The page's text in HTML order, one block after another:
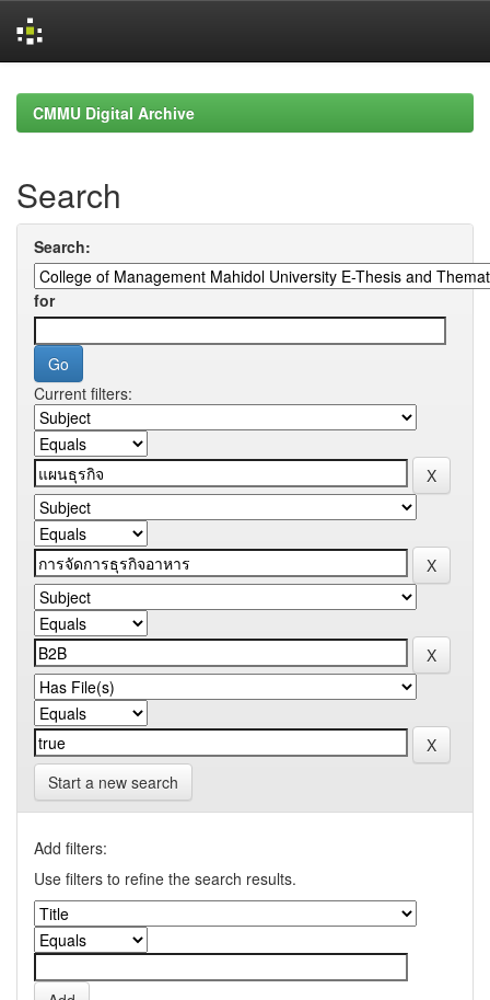
navigationCMMU Digital Archive
Search
Search:
for
Current filters:
Start a new search
Add filters:
Use filters to refine the search results.